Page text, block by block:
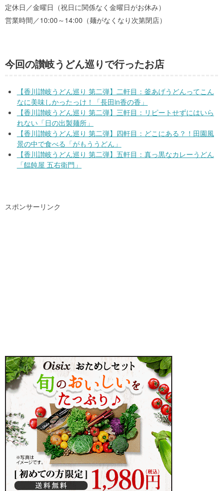
定休日／金曜日（祝日に関係なく金曜日がお休み）
営業時間／10:00～14:00（麺がなくなり次第閉店）
今回の讃岐うどん巡りで行ったお店
【香川讃岐うどん巡り 第二弾】二軒目：釜あげうどんってこん
なに美味しかったっけ！「長田in香の香」
【香川讃岐うどん巡り 第二弾】三軒目：リピートせずにはいら
れない「日の出製麺所」
【香川讃岐うどん巡り 第二弾】四軒目：どこにある？！田園風
景の中で食べる「がもううどん」
【香川讃岐うどん巡り 第二弾】五軒目：真っ黒なカレーうどん
「饂飩屋 五右衛門」
スポンサーリンク